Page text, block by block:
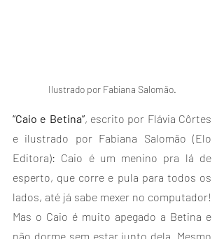
Ilustrado por Fabiana Salomão.
“Caio e Betina”, escrito por Flávia Côrtes
e ilustrado por Fabiana Salomão (Elo
Editora): Caio é um menino pra lá de
esperto, que corre e pula para todos os
lados, até já sabe mexer no computador!
Mas o Caio é muito apegado a Betina e
não dorme sem estar junto dela. Mesmo